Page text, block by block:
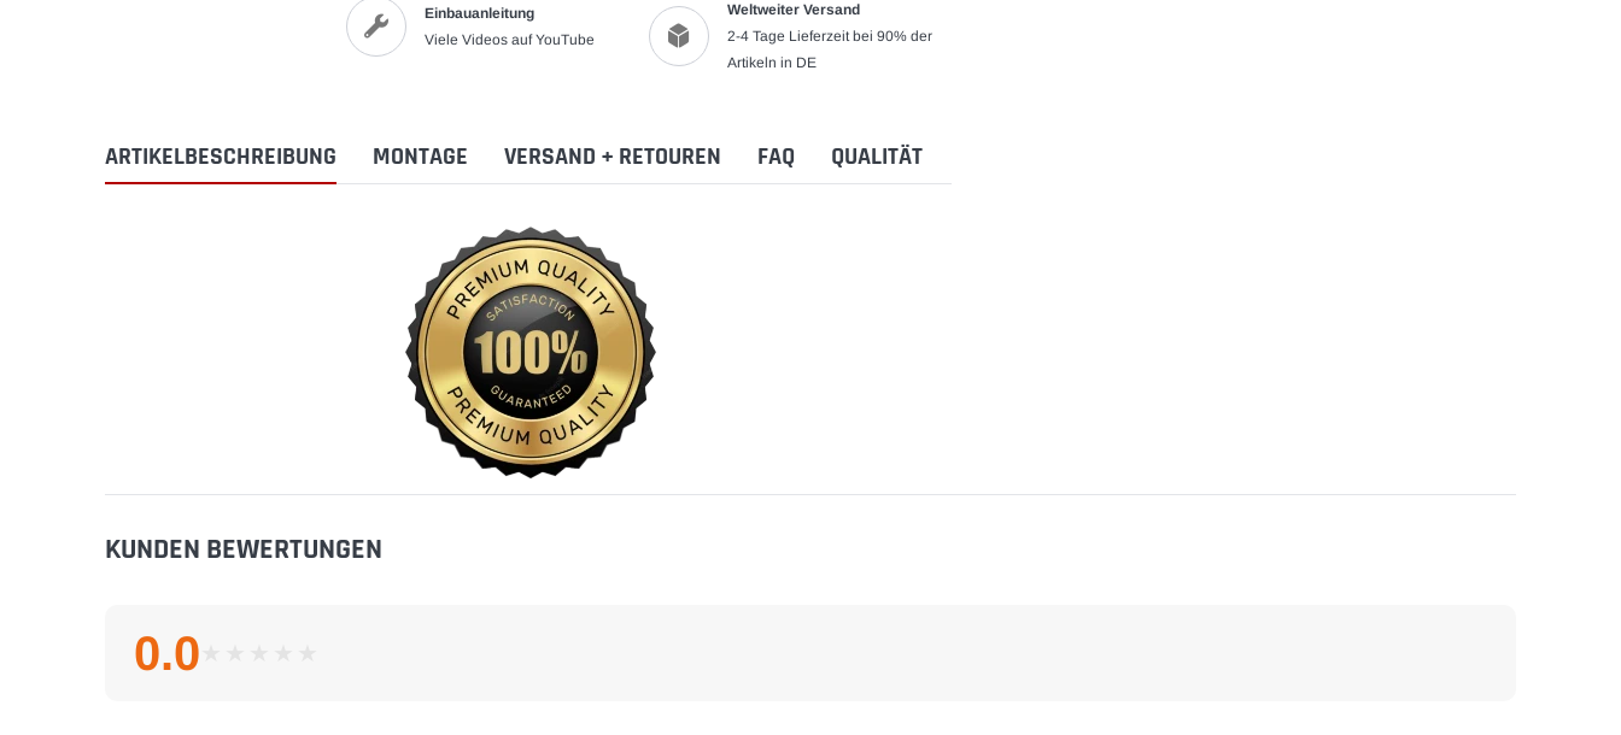
Einbauanleitung
Viele Videos auf YouTube
Weltweiter Versand
2-4 Tage Lieferzeit bei 90% der
Artikeln in DE
ARTIKELBESCHREIBUNG MONTAGE VERSAND + RETOUREN FAQ QUALITÄT
KUNDEN BEWERTUNGEN
0.0